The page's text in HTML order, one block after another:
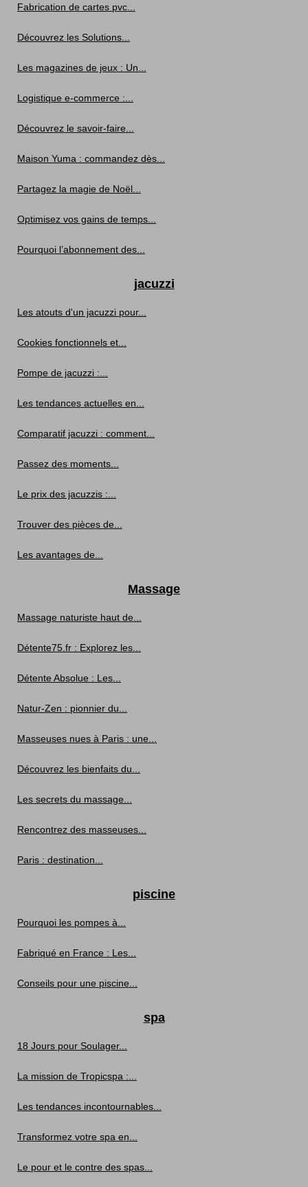
Fabrication de cartes pvc...
Découvrez les Solutions...
Les magazines de jeux : Un...
Logistique e-commerce :...
Découvrez le savoir-faire...
Maison Yuma : commandez dès...
Partagez la magie de Noël...
Optimisez vos gains de temps...
Pourquoi l’abonnement des...
jacuzzi
Les atouts d'un jacuzzi pour...
Cookies fonctionnels et...
Pompe de jacuzzi :...
Les tendances actuelles en...
Comparatif jacuzzi : comment...
Passez des moments...
Le prix des jacuzzis :...
Trouver des pièces de...
Les avantages de...
Massage
Massage naturiste haut de...
Détente75.fr : Explorez les...
Détente Absolue : Les...
Natur-Zen : pionnier du...
Masseuses nues à Paris : une...
Découvrez les bienfaits du...
Les secrets du massage...
Rencontrez des masseuses...
Paris : destination...
piscine
Pourquoi les pompes à...
Fabriqué en France : Les...
Conseils pour une piscine...
spa
18 Jours pour Soulager...
La mission de Tropicspa :...
Les tendances incontournables...
Transformez votre spa en...
Le pour et le contre des spas...